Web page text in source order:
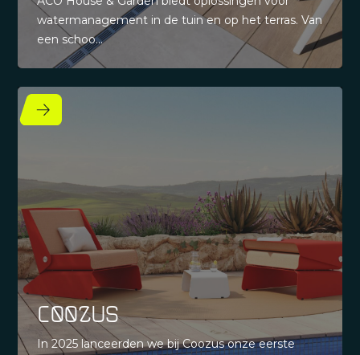
watermanagement in de tuin en op het terras. Van
een schoo...
Coozus
In 2025 lanceerden we bij Coozus onze eerste